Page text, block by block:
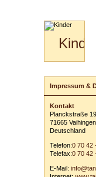
Kinder
Kids
&
Kiga-
Kids
3-
6
Impressum &
Kontakt
Planckstraße 19
71665
Deutschland
Telefon:0 70 42
Telefax:0 70 42
E-Mail: